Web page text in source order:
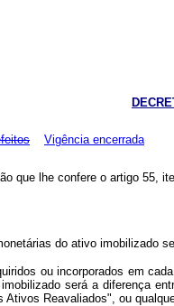
Vigência encerrada
que lhe confere o artigo 55,
do ativo imobilizado
ou incorporados em
será a diferença
Reavaliados", ou